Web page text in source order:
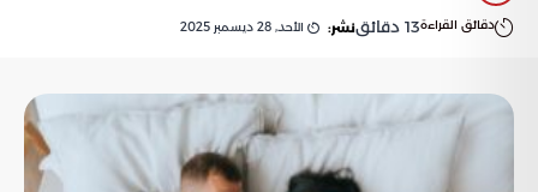
دقائق القراءة13 دقائقنشر: الأحد, 28 ديسمبر 2025